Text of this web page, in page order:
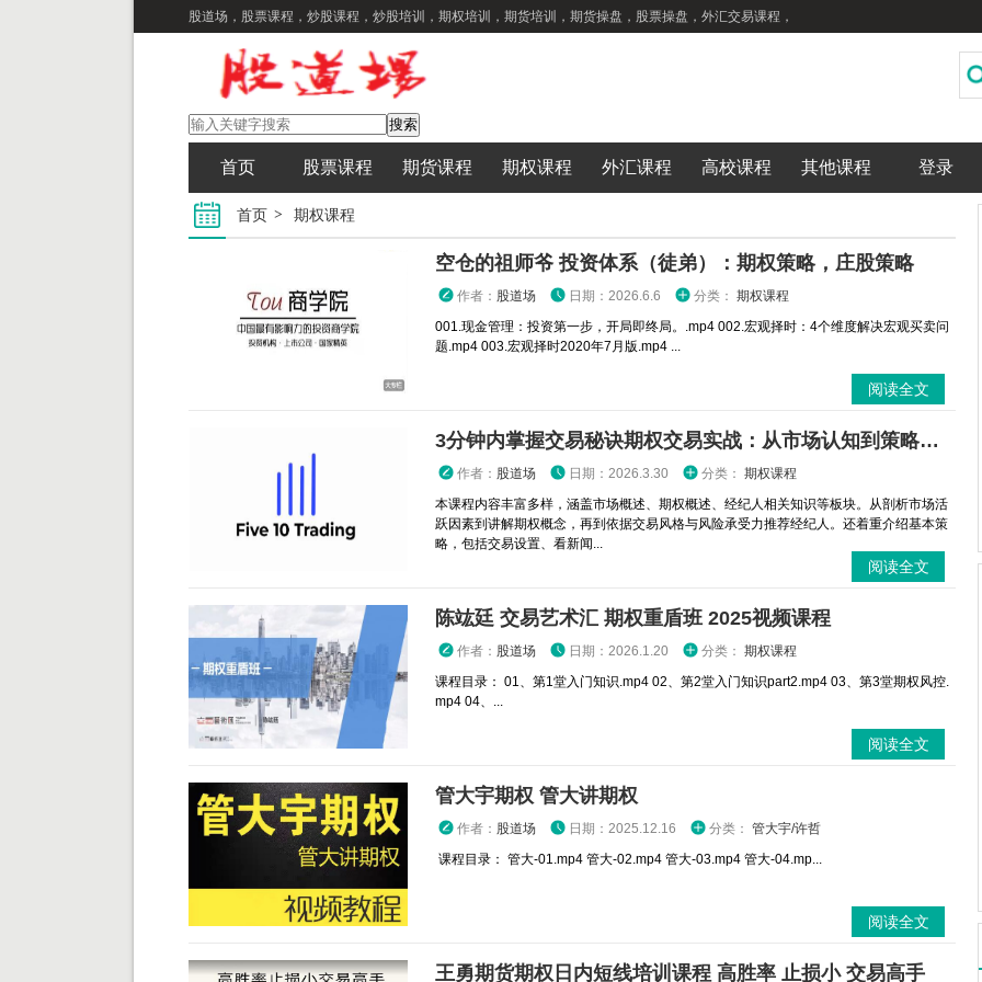
股道场，股票课程，炒股课程，炒股培训，期权培训，期货培训，期货操盘，股票操盘，外汇交易课程，
首页 股票课程 期货课程 期权课程 外汇课程 高校课程 其他课程 登录
首页 期权课程
空仓的祖师爷 投资体系（徒弟）：期权策略，庄股策略
作者： 股道场 日期：2026.6.6 分类： 期权课程
001.现金管理：投资第一步，开局即终局。.mp4 002.宏观择时：4个维度解决宏观买卖问
题.mp4 003.宏观择时2020年7月版.mp4 ...
阅读全文
3分钟内掌握交易秘诀期权交易实战：从市场认知到策略执行全攻略
作者： 股道场 日期：2026.3.30 分类： 期权课程
本课程内容丰富多样，涵盖市场概述、期权概述、经纪人相关知识等板块。从剖析市场活
跃因素到讲解期权概念，再到依据交易风格与风险承受力推荐经纪人。还着重介绍基本策
略，包括交易设置、看新闻...
阅读全文
陈竑廷 交易艺术汇 期权重盾班 2025视频课程
作者： 股道场 日期：2026.1.20 分类： 期权课程
课程目录： 01、第1堂入门知识.mp4 02、第2堂入门知识part2.mp4 03、第3堂期权风控.
mp4 04、...
阅读全文
管大宇期权 管大讲期权
作者： 股道场 日期：2025.12.16 分类： 管大宇/许哲
课程目录： 管大-01.mp4 管大-02.mp4 管大-03.mp4 管大-04.mp...
阅读全文
王勇期货期权日内短线培训课程 高胜率 止损小 交易高手